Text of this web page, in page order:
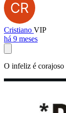
Cristiano VIP
há 9 meses
O infeliz é corajoso